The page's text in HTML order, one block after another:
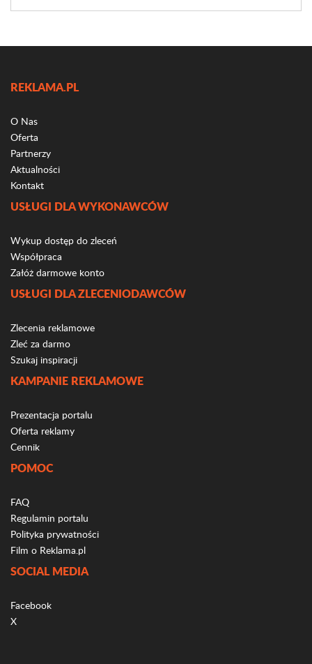
REKLAMA.PL
O Nas
Oferta
Partnerzy
Aktualności
Kontakt
USŁUGI DLA WYKONAWCÓW
Wykup dostęp do zleceń
Współpraca
Załóż darmowe konto
USŁUGI DLA ZLECENIODAWCÓW
Zlecenia reklamowe
Zleć za darmo
Szukaj inspiracji
KAMPANIE REKLAMOWE
Prezentacja portalu
Oferta reklamy
Cennik
POMOC
FAQ
Regulamin portalu
Polityka prywatności
Film o Reklama.pl
SOCIAL MEDIA
Facebook
X